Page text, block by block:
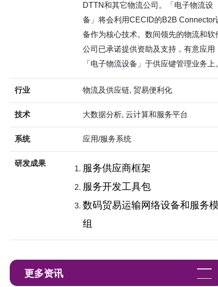
DTTN和其它物流公司。「电子物流设
备」将会利用CECID的B2B Connector
备作为核心技术。数间领先的物流和软
公司已承诺提供资助及支持，有意应用
「电子物流设备」于供应键管理业务上
行业 物流及供应链, 贸易便利化
技术 大数据分析, 云计算和服务平台
系统 应用/服务系统
研发成果
服务供应商框架
服务开发工具包
数码贸易运输网络设备和服务
组
更多资讯